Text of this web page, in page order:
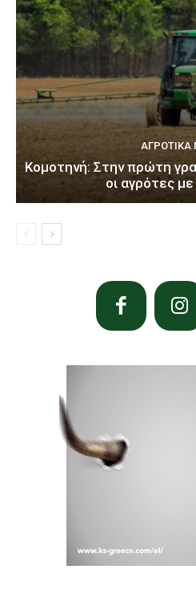
ΑΓΡΟΤΙΚΆ
Κομοτηνή: Στην πρώτη
οι αγρότες